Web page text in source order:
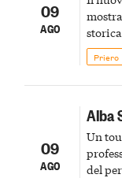
09
AGO
Priero
09
AGO
Alba
Un
del